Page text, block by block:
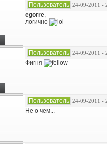
Пользователь 24-09-2011 -
egorre,
логично
Пользователь 24-09-2011 -
Фигня
Пользователь 24-09-2011 -
Не о чем...